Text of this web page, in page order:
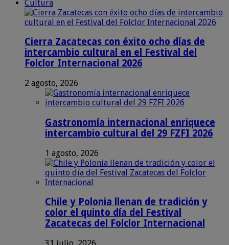
Cultura
Cierra Zacatecas con éxito ocho días de
intercambio cultural en el Festival del
Folclor Internacional 2026
2 agosto, 2026
Gastronomía internacional enriquece
intercambio cultural del 29 FZFI 2026
1 agosto, 2026
Chile y Polonia llenan de tradición y
color el quinto día del Festival
Zacatecas del Folclor Internacional